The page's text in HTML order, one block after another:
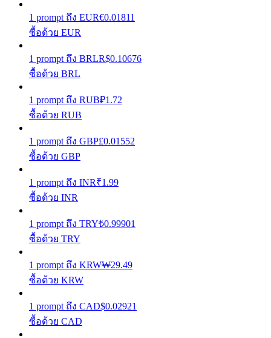
รับรางวัลการแข่งขันทุกวัน
การปักหลัก
ผลตอบแทนสูงและเข้าถึงได้ทันที
Launchpool
การเซ้งแบบยืดหยุ่นเพื่อรับโทเคนยอดนิยม
1 prompt ถึง EUR€0.01811
ซื้อด้วย EUR
1 prompt ถึง BRLR$0.10676
ซื้อด้วย BRL
1 prompt ถึง RUB₽1.72
ซื้อด้วย RUB
1 prompt ถึง GBP£0.01552
ซื้อด้วย GBP
1 prompt ถึง INR₹1.99
ซื้อด้วย INR
1 prompt ถึง TRY₺0.99901
ซื้อด้วย TRY
1 prompt ถึง KRW₩29.49
ซื้อด้วย KRW
1 prompt ถึง CAD$0.02921
ซื้อด้วย CAD